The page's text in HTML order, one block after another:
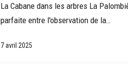
La Cabane dans les arbres La
parfaite entre l'observation de la…
7 avril 2025